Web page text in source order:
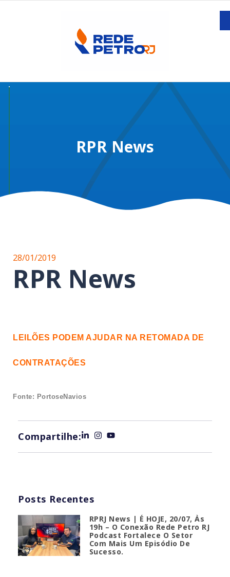
RPR News
28/01/2019
RPR News
LEILÕES PODEM AJUDAR NA RETOMADA DE
CONTRATAÇÕES
Fonte: PortoseNavios
Compartilhe:
Posts Recentes
RPRJ News | É HOJE, 20/07, Às
19h – O Conexão Rede Petro RJ
Podcast Fortalece O Setor
Com Mais Um Episódio De
Sucesso.